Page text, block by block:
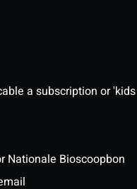
a subscription or
Nationale Bioscoopbon